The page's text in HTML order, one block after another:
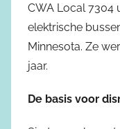
CWA Local 7304
elektrische
Minnesota. Ze
jaar.
De basis voor